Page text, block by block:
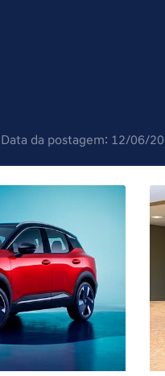
Data da postagem: 12/06/